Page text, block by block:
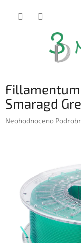
Fillamentum
Smaragd
Průměrné
hvězdiček.
Neohodnoceno